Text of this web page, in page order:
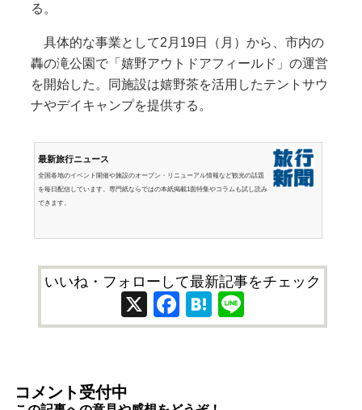
る。
具体的な事業として2月19日（月）から、市内の
轟の滝公園で「嬉野アウトドアフィールド」の運営
を開始した。同施設は嬉野茶を活用したテントサウ
ナやデイキャンプを提供する。
最新旅行ニュース
全国各地のイベント開催や施設のオープン・リニューアル情報など観光の話題
を毎日配信しています。専門紙ならではの本紙掲載1面特集やコラムも試し読み
できます。
いいね・フォローして最新記事をチェック
X Facebook
Hatena
コメント受付中